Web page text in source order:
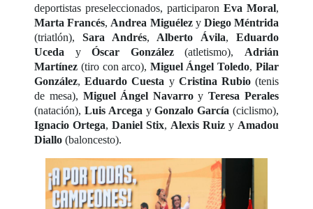
deportistas preseleccionados, participaron Eva Moral,
Marta Francés, Andrea Miguélezy Diego Méntrida
(triatlón), Sara Andrés, Alberto Ávila, Eduardo
Uceda yÓscar González(atletismo), Adrián
Martínez (tiro con arco), Miguel Ángel Toledo, Pilar
González,Eduardo Cuesta y Cristina Rubio(tenis
de mesa), Miguel Ángel NavarroyTeresa Perales
(natación),Luis Arcega yGonzalo García (ciclismo),
Ignacio Ortega,Daniel Stix, Alexis Ruizy Amadou
Diallo (baloncesto).